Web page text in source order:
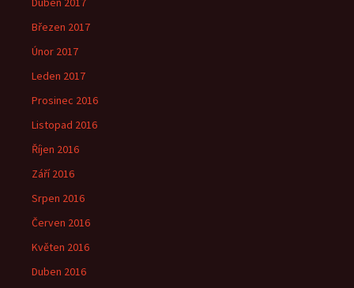
Březen 2017
Únor 2017
Leden 2017
Prosinec 2016
Listopad 2016
Říjen 2016
Září 2016
Srpen 2016
Červen 2016
Květen 2016
Duben 2016